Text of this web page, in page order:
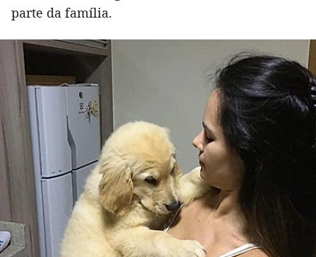
parte da família.